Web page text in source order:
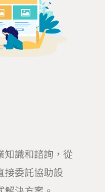
知識和諮詢，從
接委託協助設